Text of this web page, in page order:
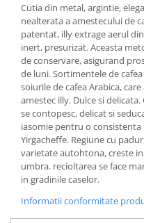
Cutia din metal, argintie,
nealterata a amestecului de
patentat, illy extrage aerul
inert, presurizat. Aceasta
de conservare, asigurand
de luni. Sortimentele de
soiurile de cafea Arabica,
amestec illy. Dulce si
se contopesc, delicat si
iasomie pentru o
Yirgacheffe. Regiune cu
varietate autohtona, creste
umbra. recioltarea se face
in gradinile caselor.
Informatii conformitate